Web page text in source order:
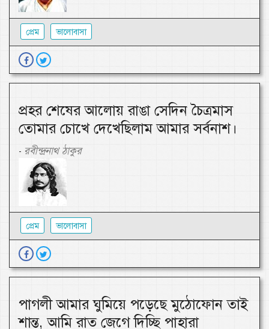
প্রেম ভালোবাসা
প্রহর শেষের আলোয় রাঙা সেদিন চৈত্রমাস
তোমার চোখে দেখেছিলাম আমার সর্বনাশ।
- রবীন্দ্রনাথ ঠাকুর
প্রেম ভালোবাসা
পাগলী আমার ঘুমিয়ে পড়েছে মুঠোফোন তাই
শান্ত, আমি রাত জেগে দিচ্ছি পাহারা